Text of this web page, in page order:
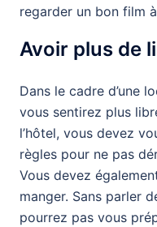
regarder un bon film
Avoir plus de
Dans le cadre d’une
vous sentirez plus
l’hôtel, vous devez
règles pour ne pas
Vous devez
manger. Sans parler
pourrez pas vous